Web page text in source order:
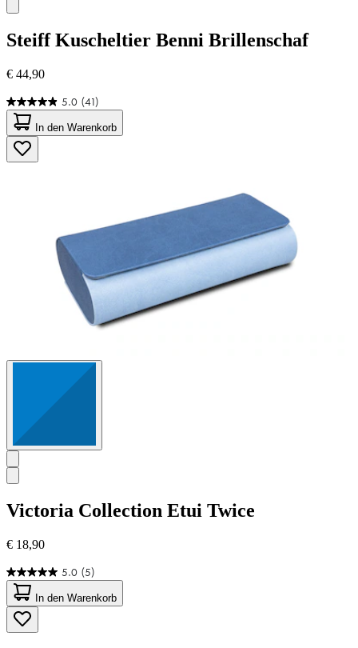
Steiff Kuscheltier Benni Brillenschaf
€ 44,90
5.0 (41)
5.0
von
5
Sternen.
41
In den Warenkorb
Victoria Collection Etui Twice
€ 18,90
5.0 (5)
5.0
von
5
Sternen.
5
In den Warenkorb